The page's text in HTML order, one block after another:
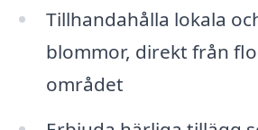
Tillhandahålla lokala
blommor, direkt från
området